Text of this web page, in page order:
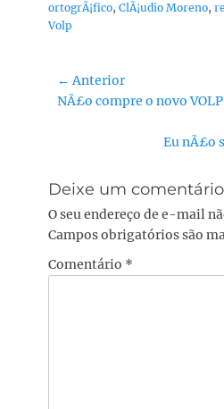
ortogrÃ¡fico, ClÃ¡udio Moreno,
Volp
Navegação
de
← Anterior
Post
NÃ£o compre o novo
Eu nÃ£o
Deixe um comentário
O seu endereço de e-mail
Campos obrigatórios são
Comentário *